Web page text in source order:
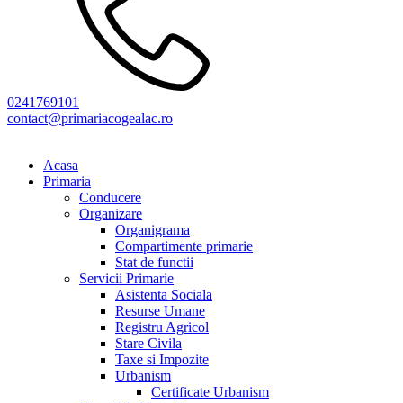
0241769101
contact@primariacogealac.ro
Acasa
Primaria
Conducere
Organizare
Organigrama
Compartimente primarie
Stat de functii
Servicii Primarie
Asistenta Sociala
Resurse Umane
Registru Agricol
Stare Civila
Taxe si Impozite
Urbanism
Certificate Urbanism